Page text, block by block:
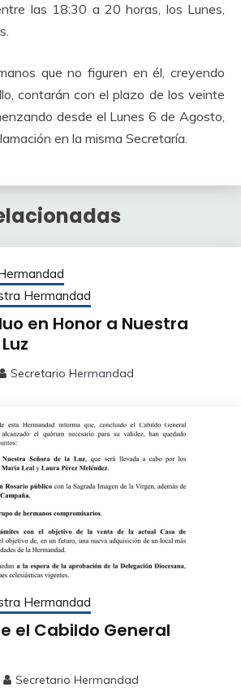
las 18:30 a 20 horas, los Lunes,
que no figuren en él, creyendo
contarán con el plazo de los veinte
desde el Lunes 6 de Agosto,
en la misma Secretaría.
Hermandad
en Honor a Nuestra
Secretario Hermandad
Hermandad
el Cabildo General
Secretario Hermandad